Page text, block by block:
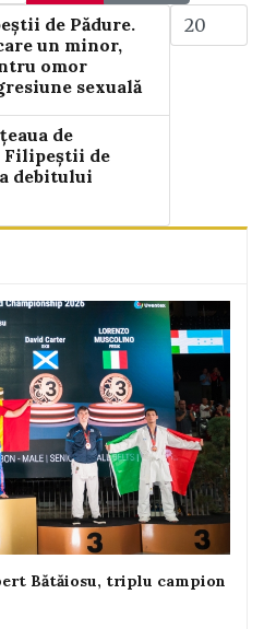
Afișare #
de Pădure.
un minor,
omor
sexuală
de
Filipeștii de
debitului
Bătăiosu, triplu campion